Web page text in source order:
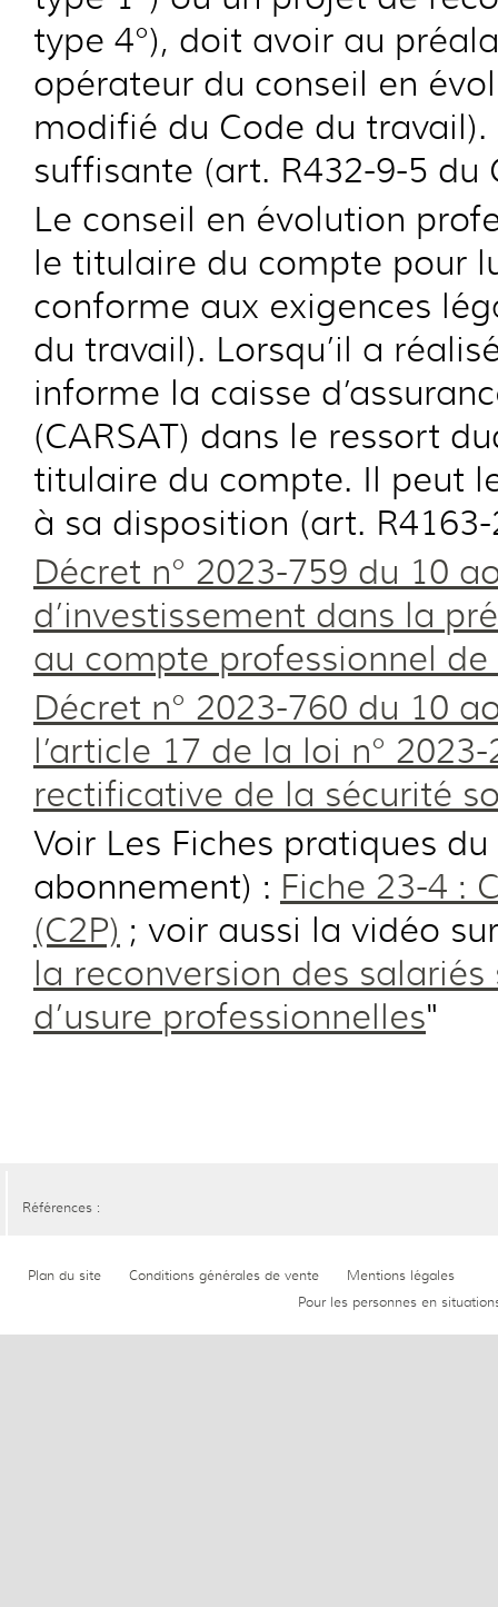
type 4°), doit avoir au
opérateur du conseil en
modifié du Code du travail).
suffisante (art. R432-9-5 du
Le conseil en évolution
le titulaire du compte pour
conforme aux exigences
du travail). Lorsqu’il a
informe la caisse
(CARSAT) dans le ressort
titulaire du compte. Il peut
à sa disposition (art.
Décret n° 2023-759 du 10
d’investissement dans la
au compte professionnel
Décret n° 2023-760 du 10
l’article 17 de la loi n°
rectificative de la sécurité
Voir Les Fiches pratiques
abonnement) : Fiche 23-4 :
(C2P) ; voir aussi la vidéo
la reconversion des
d’usure professionnelles"
Références :
Plan du site Conditions générales de vente
Mentions légales
Pour les personnes en